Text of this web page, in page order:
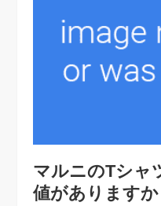
マルニのTシャ
値がありますか